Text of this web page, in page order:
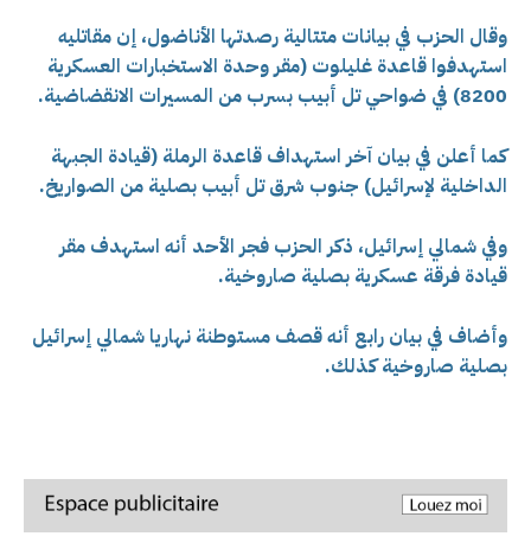
وقال الحزب في بيانات متتالية رصدتها الأناضول، إن مقاتليه
استهدفوا قاعدة غليلوت (مقر وحدة الاستخبارات العسكرية
8200) في ضواحي تل أبيب بسرب من المسيرات الانقضاضية.
كما أعلن في بيان آخر استهداف قاعدة الرملة (قيادة الجبهة
الداخلية لإسرائيل) جنوب شرق تل أبيب بصلية من الصواريخ.
وفي شمالي إسرائيل، ذكر الحزب فجر الأحد أنه استهدف مقر
قيادة فرقة عسكرية بصلية صاروخية.
وأضاف في بيان رابع أنه قصف مستوطنة نهاريا شمالي إسرائيل
بصلية صاروخية كذلك.